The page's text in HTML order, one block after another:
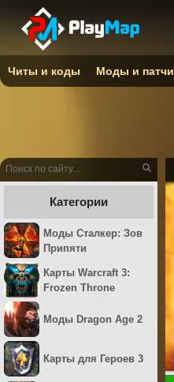
Категории
Моды Сталкер: Зов
Припяти
Карты Warcraft 3:
Frozen Throne
Моды Dragon Age 2
Карты для Героев 3
Читы и коды Моды и патчи